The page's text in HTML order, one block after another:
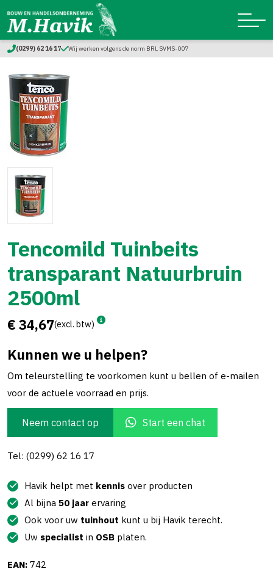
(0299) 62 16 17 Wij werken volgens de norm BRL SVMS-007
Tencomild Tuinbeits
transparant Natuurbruin
2500ml
€ 34,67(excl. btw)
Kunnen we u helpen?
Om teleurstelling te voorkomen kunt u bellen of e-mailen
voor de actuele voorraad en prijs.
Neem contact op Start een chat
Tel: (0299) 62 16 17
Havik helpt met kennis over producten
Al bijna 50 jaar ervaring
Ook voor uw tuinhout kunt u bij Havik terecht.
Uw specialist in OSB platen.
EAN: 742